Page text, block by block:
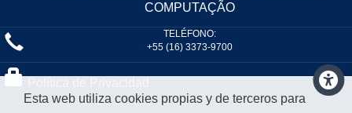
COMPUTAÇÃO
TELÉFONO:
+55 (16) 3373-9700
Esta web utiliza cookies propias y de terceros para